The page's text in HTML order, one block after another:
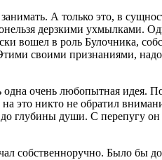
А только это, в
дерзкими ухмылками.
вошел в роль Булочника,
своими признаниями, надо
очень любопытная идея.
это никто не обратил
глубины души. С перепугу
собственноручно. Было бы до